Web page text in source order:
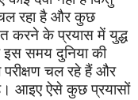
चल रहा है और कुछ
करने के प्रयास में युद्ध
इस समय दुनिया की
चल रहे हैं और
है। आइए ऐसे कुछ प्रयासों